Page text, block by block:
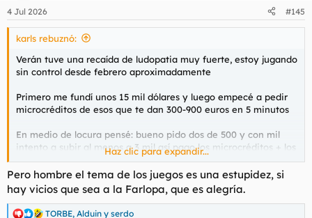
e
s
4 Jul 2026 #145
karls rebuznó:
Verán tuve una recaída de ludopatia muy fuerte, estoy jugando
sin control desde febrero aproximadamente
Primero me fundí unos 15 mil dólares y luego empecé a pedir
microcréditos de esos que te dan 300-900 euros en 5 minutos
En medio de locura pensé: bueno pido dos de 500 y con mil
intento a subir al menos a 3 mil así pago los microcréditos + los
interéses y “recupero” algo de todo lo que perdí
Al principio tuve algo de suerte y funcionó
Pedía 600 ganaba 2000 pagaba los créditos y luego seguía
Haz clic para expandir...
Pero hombre el tema de los juegos es una estupidez, si
hay vicios que sea a la Farlopa, que es alegría.
TORBE, Alduin y serdo